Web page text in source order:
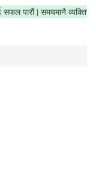
सफल पारौं | समयमानै